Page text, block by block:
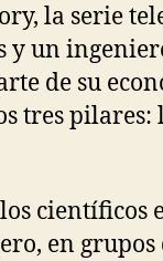
la serie
y un
de su
tres
científicos
en